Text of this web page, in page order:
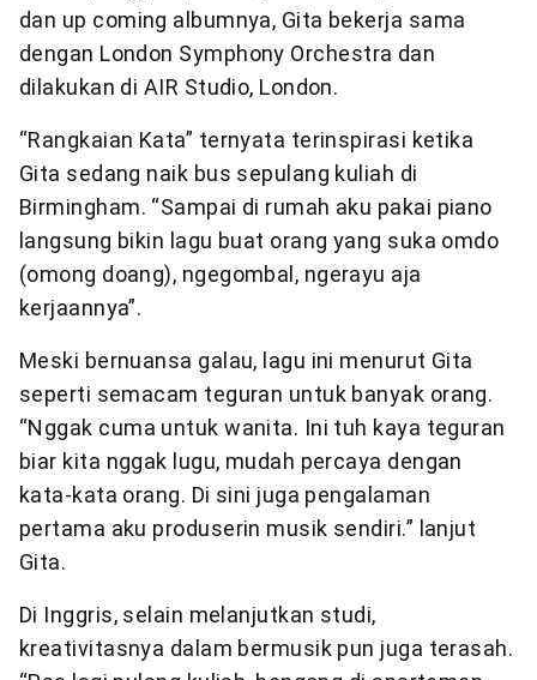
dan up coming albumnya, Gita bekerja sama
dengan London Symphony Orchestra dan
dilakukan di AIR Studio, London.
“Rangkaian Kata” ternyata terinspirasi ketika
Gita sedang naik bus sepulang kuliah di
Birmingham. “Sampai di rumah aku pakai piano
langsung bikin lagu buat orang yang suka omdo
(omong doang), ngegombal, ngerayu aja
kerjaannya”.
Meski bernuansa galau, lagu ini menurut Gita
seperti semacam teguran untuk banyak orang.
“Nggak cuma untuk wanita. Ini tuh kaya teguran
biar kita nggak lugu, mudah percaya dengan
kata-kata orang. Di sini juga pengalaman
pertama aku produserin musik sendiri.” lanjut
Gita.
Di Inggris, selain melanjutkan studi,
kreativitasnya dalam bermusik pun juga terasah.